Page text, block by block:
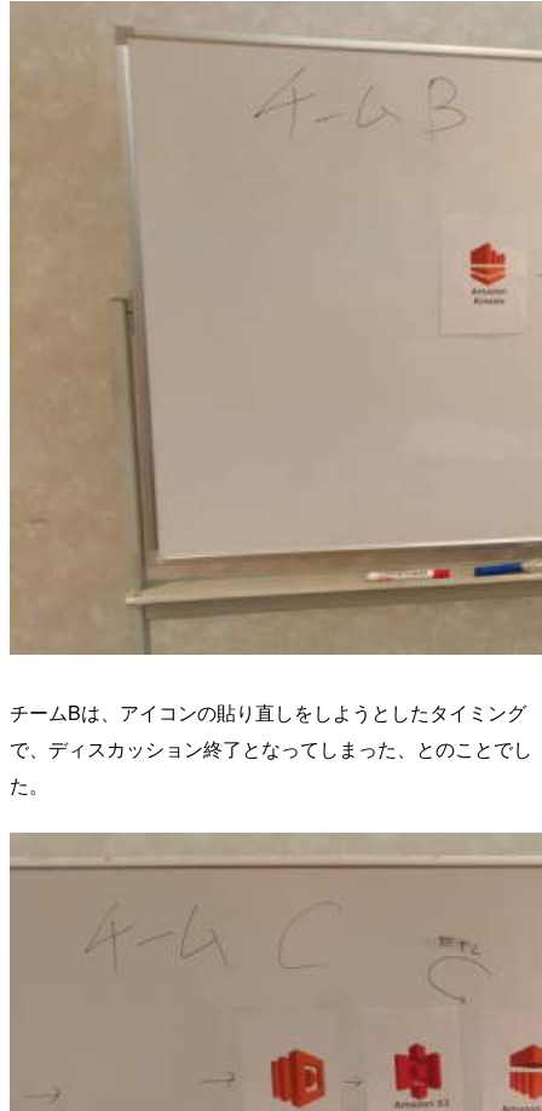
チームBは、アイコンの貼り直しをしようとしたタイミング
で、ディスカッション終了となってしまった、とのことでし
た。